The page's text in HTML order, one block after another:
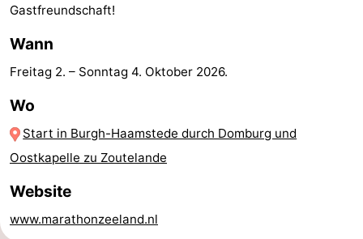
Reiten
-
Golfplatze
-
Parafliegen
und
trinken
Veranstaltungen
-
Ringstechen
Zoutelande
Gastfreundschaft!
Wann
Freitag 2. – Sonntag 4. Oktober 2026.
Wo
Start in Burgh-Haamstede durch Domburg und
Oostkapelle zu Zoutelande
Website
www.marathonzeeland.nl